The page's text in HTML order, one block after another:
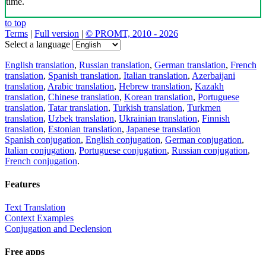
to top
Terms | Full version | © PROMT, 2010 - 2026
Select a language
English translation, Russian translation, German translation, French
translation, Spanish translation, Italian translation, Azerbaijani
translation, Arabic translation, Hebrew translation, Kazakh
translation, Chinese translation, Korean translation, Portuguese
translation, Tatar translation, Turkish translation, Turkmen
translation, Uzbek translation, Ukrainian translation, Finnish
translation, Estonian translation, Japanese translation
Spanish conjugation, English conjugation, German conjugation,
Italian conjugation, Portuguese conjugation, Russian conjugation,
French conjugation.
Features
Text Translation
Context Examples
Conjugation and Declension
Free apps